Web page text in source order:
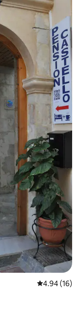
レビュー16
4.94 (16)